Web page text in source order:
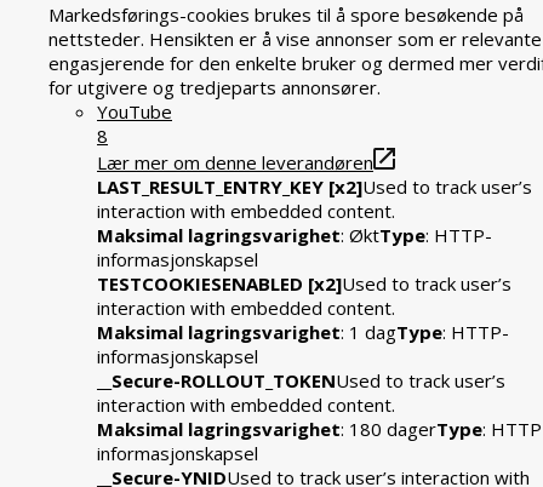
Markedsførings-cookies brukes til å spore besøkende på
nettsteder. Hensikten er å vise annonser som er
engasjerende for den enkelte bruker og dermed mer
for utgivere og tredjeparts annonsører.
YouTube
8
Lær mer om denne leverandøren
LAST_RESULT_ENTRY_KEY [x2]Used to track user’s
interaction with embedded content.
Maksimal lagringsvarighet: ØktType: HTTP-
informasjonskapsel
TESTCOOKIESENABLED [x2]Used to track user’s
interaction with embedded content.
Maksimal lagringsvarighet: 1 dagType: HTTP-
informasjonskapsel
__Secure-ROLLOUT_TOKENUsed to track user’s
interaction with embedded content.
Maksimal lagringsvarighet: 180 dagerType:
informasjonskapsel
__Secure-YNIDUsed to track user’s interaction with